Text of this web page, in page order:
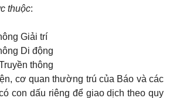
thuộc:
Giải trí
Di động
thông
cơ quan thường trú của Báo và các
con dấu riêng để giao dịch theo quy